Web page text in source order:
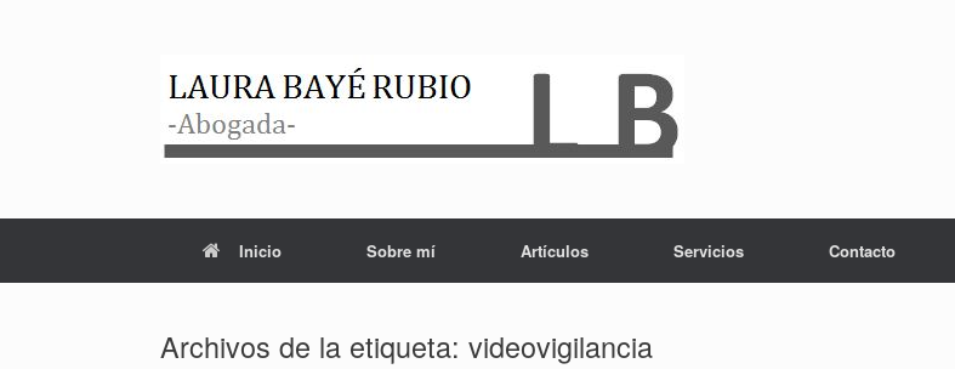
Inicio Sobre mí Artículos Servicios Contacto
Archivos de la etiqueta: videovigilancia